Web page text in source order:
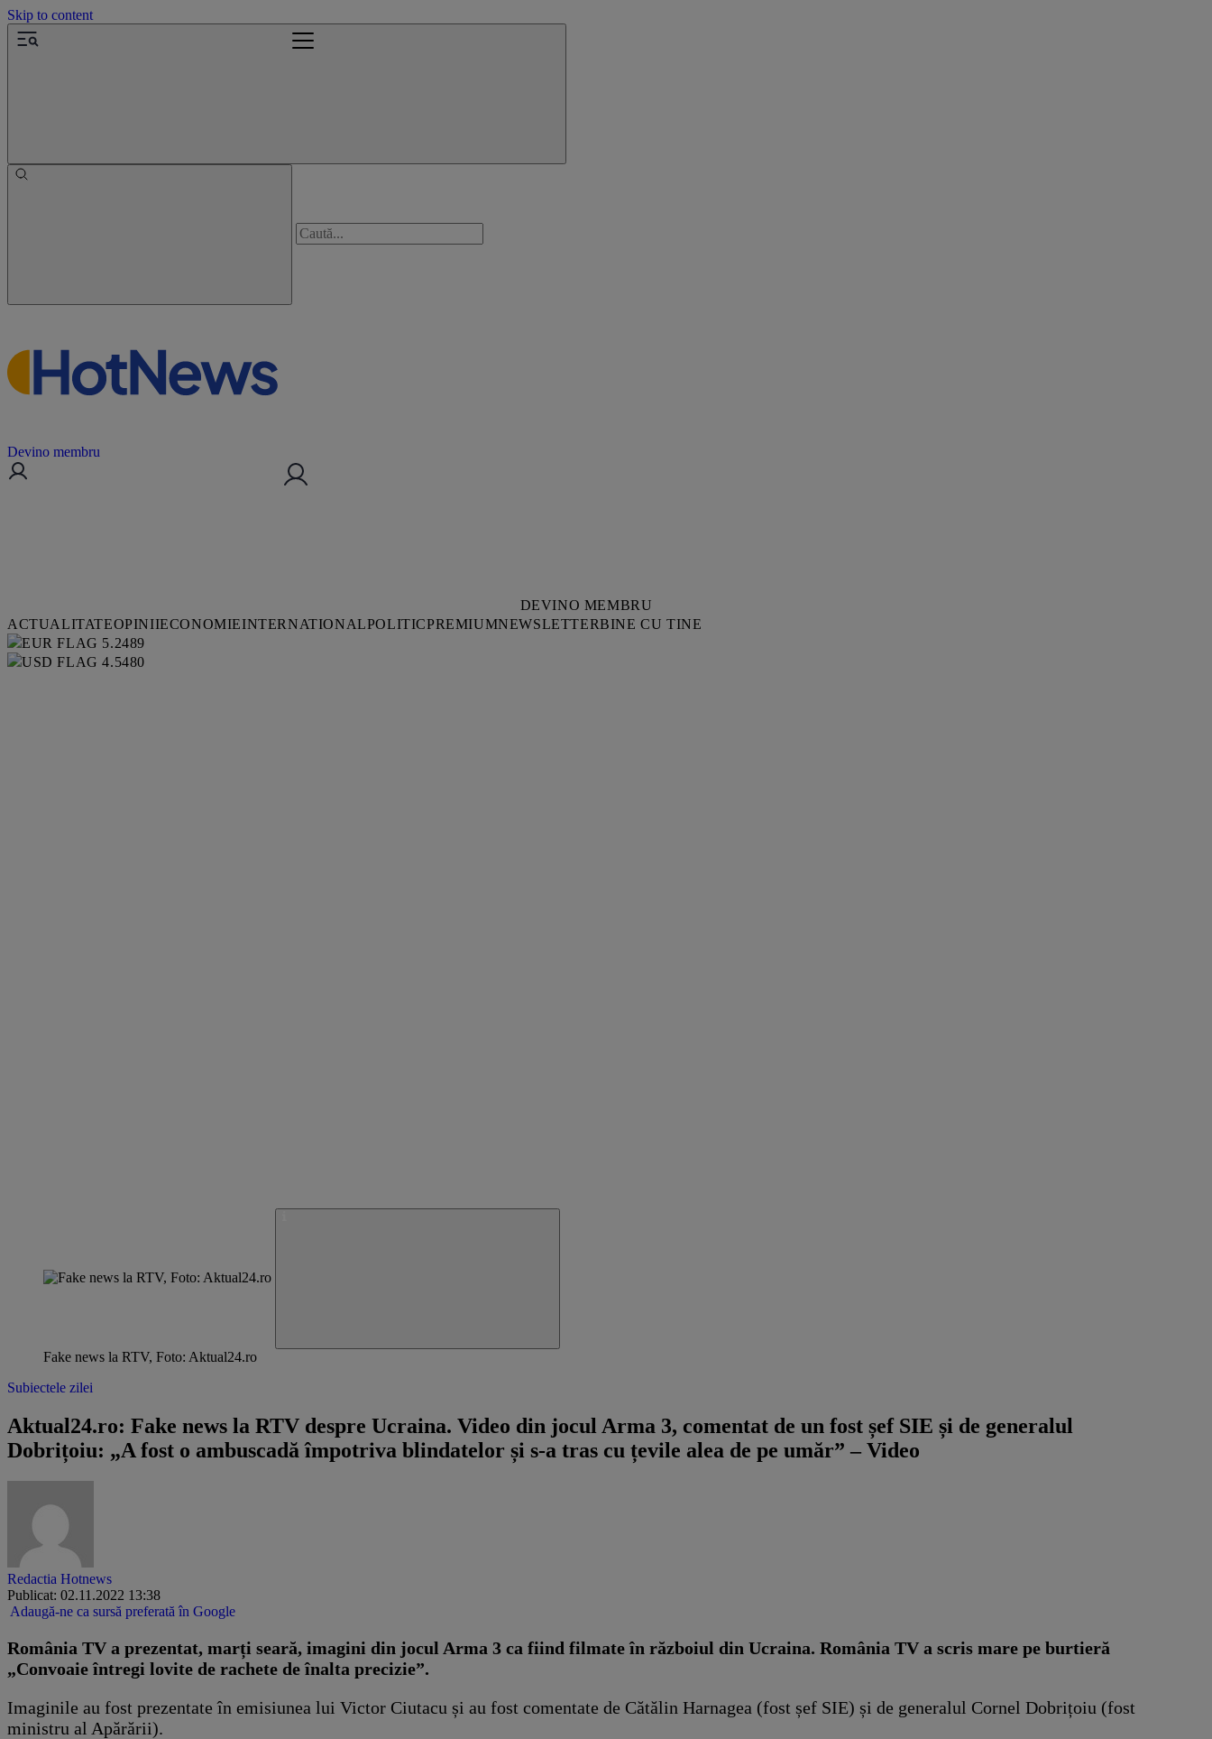
Skip to content
Devino membru
DEVINO MEMBRU
ACTUALITATEOPINIIECONOMIEINTERNATIONALPOLITICPREMIUMNEWSLETTERBINE CU TINE
5.2489
4.5480
Fake news la RTV, Foto: Aktual24.ro
Subiectele zilei
Aktual24.ro: Fake news la RTV despre Ucraina. Video din jocul Arma 3, comentat de un fost șef SIE și de generalul
Dobrițoiu: „A fost o ambuscadă împotriva blindatelor și s-a tras cu țevile alea de pe umăr” – Video
Redactia Hotnews
Publicat: 02.11.2022 13:38
Adaugă-ne ca sursă preferată în Google
​România TV a prezentat, marți seară, imagini din jocul Arma 3 ca fiind filmate în războiul din Ucraina. România TV a scris mare pe burtieră
„Convoaie întregi lovite de rachete de înalta precizie”.
Imaginile au fost prezentate în emisiunea lui Victor Ciutacu și au fost comentate de Cătălin Harnagea (fost șef SIE) și de generalul Cornel Dobrițoiu (fost
ministru al Apărării).